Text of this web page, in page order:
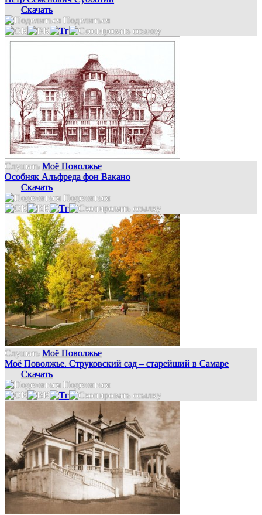
Скачать
Поделиться
Слушать Моё Поволжье
Особняк Альфреда фон Вакано
Скачать
Поделиться
Слушать Моё Поволжье
Моё Поволжье. Струковский сад – старейший в Самаре
Скачать
Поделиться